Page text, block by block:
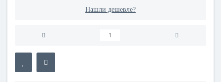
Нашли дешевле?